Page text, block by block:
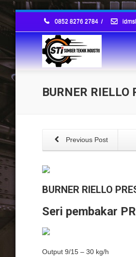
0852 8276 2784 /
BURNER RIELLO
Previous Post
BURNER RIELLO
Seri pembakar
Output 9/15 – 30 kg/h